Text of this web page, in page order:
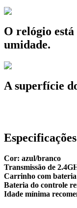
O relógio
umidade.
A superfície
Cor: azul/branco
Transmissão de
Carrinho com
Bateria do controle
Idade mínima